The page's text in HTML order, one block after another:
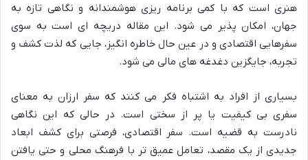
هنری است که با کمی برنامه ریزی هوشمندانه و نگاهی تازه به
جهان، امکان پذیر می شود. این مقاله دریچه ای است به سوی
سفرهایی اقتصادی و در عین حال خاطره انگیز، جایی که لذت کشف و
تجربه، جایگزین دغدغه های مالی می شود.
بسیاری از افراد به اشتباه فکر می کنند که سفر ارزان به معنای
سفری بی کیفیت یا پر از سختی است. در حالی که این نگاهی
نادرست به قضیه است. سفر اقتصادی، فرصتی برای کشف ابعاد
جدیدی از یک مقصد، تعامل عمیق تر با فرهنگ محلی و حتی یافتن